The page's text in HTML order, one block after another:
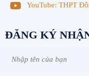
YouTube: THPT
ĐĂNG KÝ